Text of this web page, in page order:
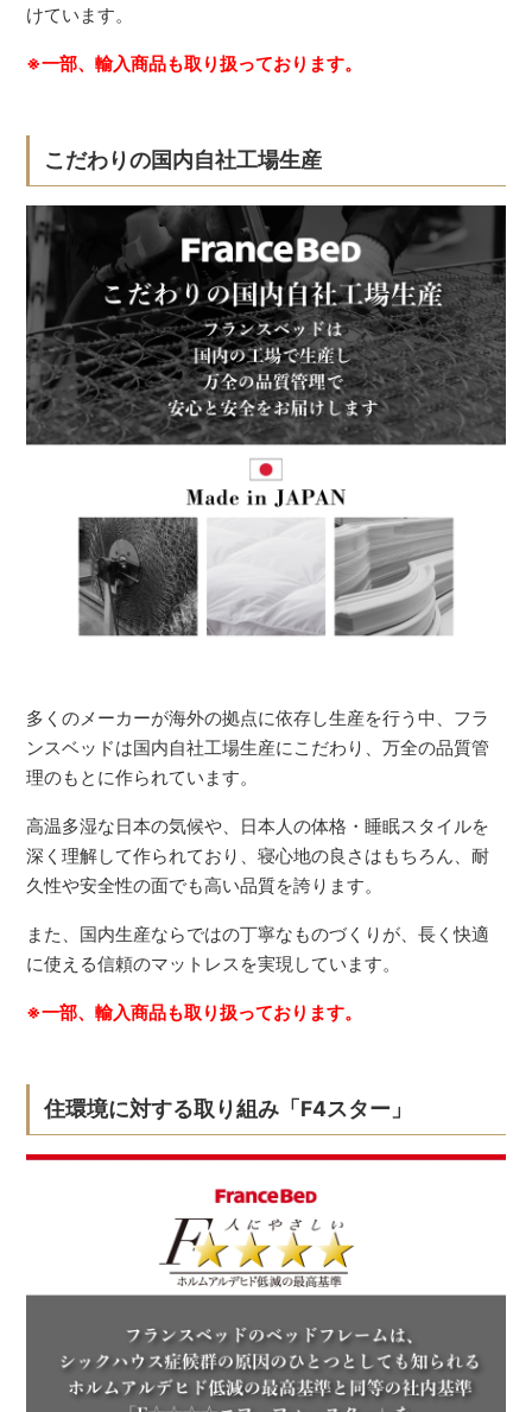
けています。
※一部、輸入商品も取り扱っております。
こだわりの国内自社工場生産
多くのメーカーが海外の拠点に依存し生産を行う中、フラ
ンスベッドは国内自社工場生産にこだわり、万全の品質管
理のもとに作られています。
高温多湿な日本の気候や、日本人の体格・睡眠スタイルを
深く理解して作られており、寝心地の良さはもちろん、耐
久性や安全性の面でも高い品質を誇ります。
また、国内生産ならではの丁寧なものづくりが、長く快適
に使える信頼のマットレスを実現しています。
※一部、輸入商品も取り扱っております。
住環境に対する取り組み「F4スター」